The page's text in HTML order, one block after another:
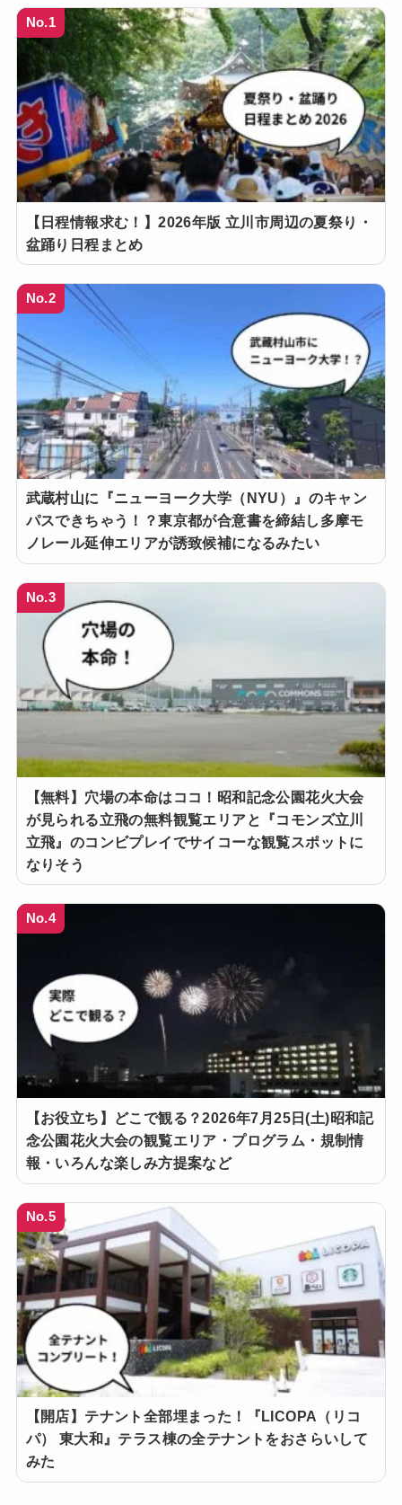
No.1
【日程情報求む！】2026年版 立川市周辺の夏祭り・
盆踊り日程まとめ
No.2
武蔵村山に『ニューヨーク大学（NYU）』のキャン
パスできちゃう！？東京都が合意書を締結し多摩モ
ノレール延伸エリアが誘致候補になるみたい
No.3
【無料】穴場の本命はココ！昭和記念公園花火大会
が見られる立飛の無料観覧エリアと『コモンズ立川
立飛』のコンビプレイでサイコーな観覧スポットに
なりそう
No.4
【お役立ち】どこで観る？2026年7月25日(土)昭和記
念公園花火大会の観覧エリア・プログラム・規制情
報・いろんな楽しみ方提案など
No.5
【開店】テナント全部埋まった！『LICOPA（リコ
パ） 東大和』テラス棟の全テナントをおさらいして
みた